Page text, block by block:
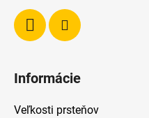
Informácie
Veľkosti prsteňov